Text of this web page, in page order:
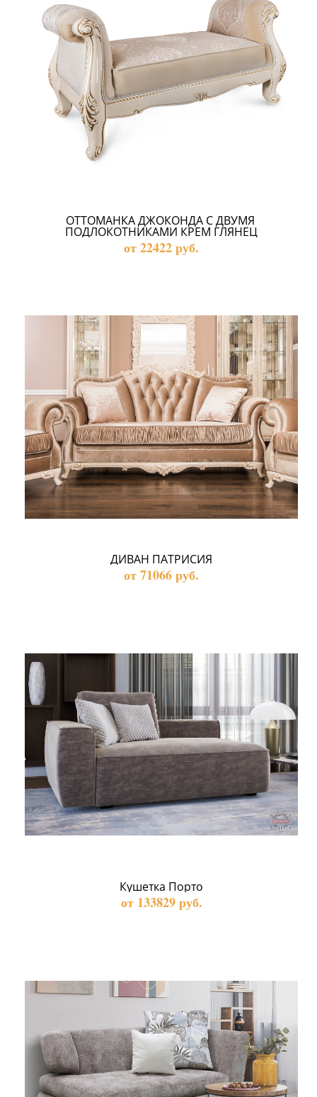
ОТТОМАНКА ДЖОКОНДА С ДВУМЯ
ПОДЛОКОТНИКАМИ КРЕМ ГЛЯНЕЦ
от 22422 руб.
ДИВАН ПАТРИСИЯ
от 71066 руб.
Кушетка Порто
от 133829 руб.